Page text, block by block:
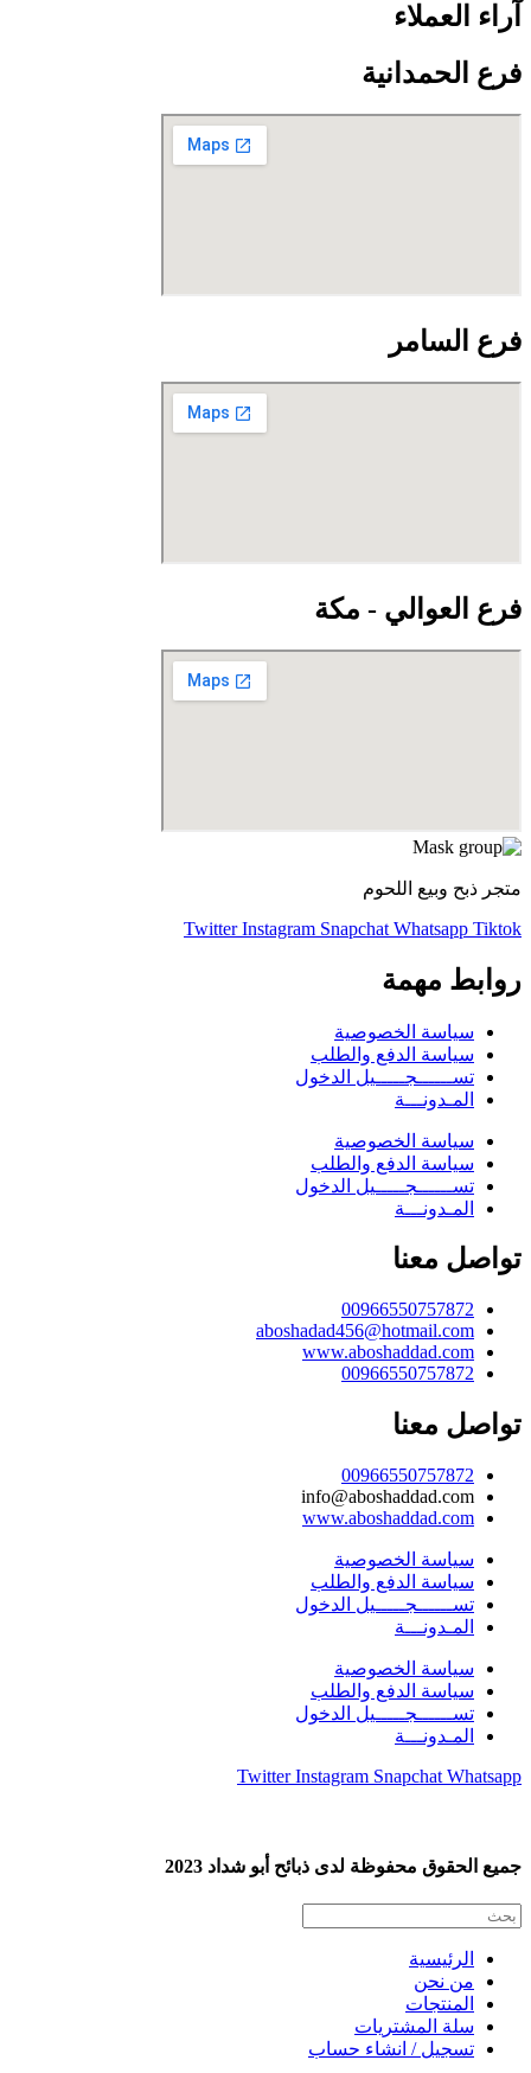
آراء العملاء
فرع الحمدانية
فرع السامر
فرع العوالي - مكة
متجر ذبح وبيع اللحوم
Twitter Instagram Snapchat Whatsapp Tiktok
روابط مهمة
سياسة الخصوصية
سياسة الدفع والطلب
تســــــجـــــيل الدخول
المـدونـــة
سياسة الخصوصية
سياسة الدفع والطلب
تســــــجـــــيل الدخول
المـدونـــة
تواصل معنا
00966550757872
aboshadad456@hotmail.com
www.aboshaddad.com
00966550757872
تواصل معنا
00966550757872
info@aboshaddad.com
www.aboshaddad.com
سياسة الخصوصية
سياسة الدفع والطلب
تســــــجـــــيل الدخول
المـدونـــة
سياسة الخصوصية
سياسة الدفع والطلب
تســــــجـــــيل الدخول
المـدونـــة
Twitter Instagram Snapchat Whatsapp
جميع الحقوق محفوظة لدى ذبائح أبو شداد 2023
الرئيسية
من نحن
المنتجات
سلة المشتريات
تسجيل / انشاء حساب